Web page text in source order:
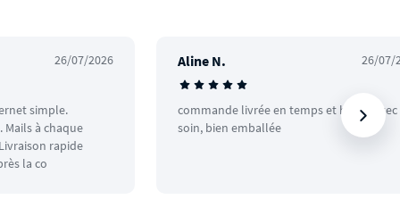
26/07/2026
simple.
à chaque
rapide
la co
Aline N. 26/07/
commande livrée en temps et heure avec
soin, bien emballée